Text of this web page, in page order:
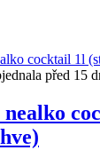
před 15